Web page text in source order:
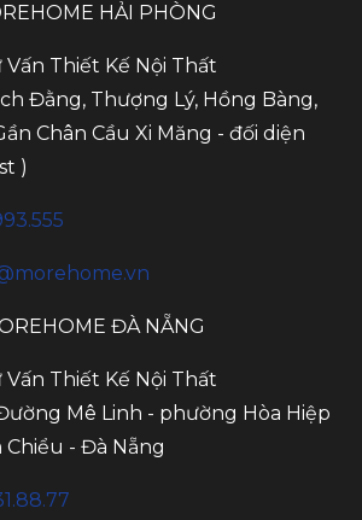
HẢI PHÒNG
Vấn Thiết Kế Nội Thất
Đằng, Thượng Lý, Hồng Bàng,
Chân Cầu Xi Măng - đối diện
)
ĐÀ NẴNG
Vấn Thiết Kế Nội Thất
Mê Linh - phường Hòa Hiệp
Chiểu - Đà Nẵng